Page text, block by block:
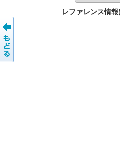
レファレンス情